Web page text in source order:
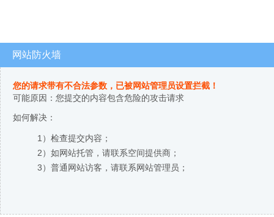
网站防火墙
您的请求带有不合法参数，已被网站管理员设置拦截！
可能原因：您提交的内容包含危险的攻击请求
如何解决：
1）检查提交内容；
2）如网站托管，请联系空间提供商；
3）普通网站访客，请联系网站管理员；